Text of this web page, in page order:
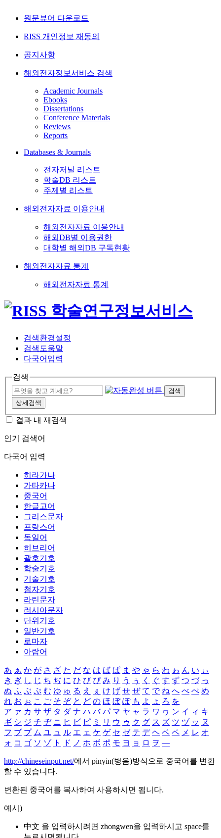
원문뷰어 다운로드
RISS 개인정보 재동의
공지사항
해외전자정보서비스 검색
Academic Journals
Ebooks
Dissertations
Conference Materials
Reviews
Reports
Databases & Journals
전자저널 리스트
학술DB 리스트
주제별 리스트
해외전자자료 이용안내
해외전자자료 이용안내
해외DB별 이용권한
대학별 해외DB 구독현황
해외전자자료 통계
해외전자자료 통계
검색환경설정
검색도움말
다국어입력
검색
검색
상세검색
결과 내 재검색
인기 검색어
다국어 입력
히라가나
가타카나
중국어
한글고어
그리스문자
프랑스어
독일어
히브리어
괄호기호
학술기호
기술기호
첨자기호
라틴문자
러시아문자
단위기호
일반기호
로마자
아랍어
あ ぁ か が さ ざ た だ な は ば ぱ ま や ゃ ら わ ゎ ん い ぃ
き ぎ し じ ち ぢ に ひ び ぴ み り う ぅ く ぐ す ず つ づ っ
ぬ ふ ぶ ぷ む ゆ ゅ る え ぇ け げ せ ぜ て で ね へ べ ぺ め
れ お ぉ こ ご そ ぞ と ど の ほ ぼ ぽ も よ ょ ろ を
ア ァ カ サ ザ タ ダ ナ ハ バ パ マ ヤ ャ ラ ワ ヮ ン イ ィ キ
ギ シ ジ チ ヂ ニ ヒ ビ ピ ミ リ ウ ゥ ク グ ス ズ ツ ヅ ッ ヌ
フ ブ プ ム ユ ュ ル エ ェ ケ ゲ セ ゼ テ デ ヘ ベ ペ メ レ オ
ォ コ ゴ ソ ゾ ト ド ノ ホ ボ ポ モ ヨ ョ ロ ヲ ―
http://chineseinput.net/에서 pinyin(병음)방식으로 중국어를 변환
할 수 있습니다.
변환된 중국어를 복사하여 사용하시면 됩니다.
예시)
中文 을 입력하시려면 zhongwen을 입력하시고 space를